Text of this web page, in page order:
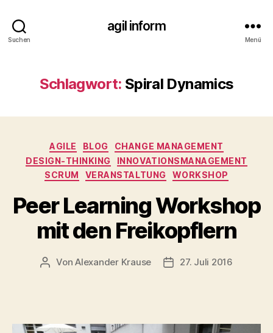
Suchen
agil inform
Menü
Schlagwort: Spiral Dynamics
Kategorien
AGILE BLOG
CHANGE MANAGEMENT
DESIGN-THINKING
INNOVATIONSMANAGEMENT
SCRUM
VERANSTALTUNG WORKSHOP
Peer Learning Workshop
mit den Freikopflern
Beitragsautor
VonAlexander Krause 27. Juli 2016